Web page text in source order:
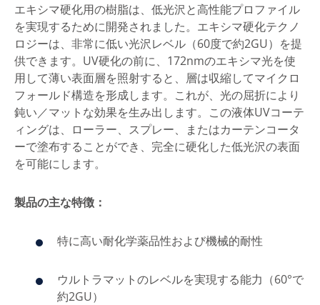
エキシマ硬化用の樹脂は、低光沢と高性能プロファイル
を実現するために開発されました。エキシマ硬化テクノ
ロジーは、非常に低い光沢レベル（60度で約2GU）を提
供できます。UV硬化の前に、172nmのエキシマ光を使
用して薄い表面層を照射すると、層は収縮してマイクロ
フォールド構造を形成します。これが、光の屈折により
鈍い／マットな効果を生み出します。この液体UVコーテ
ィングは、ローラー、スプレー、またはカーテンコータ
ーで塗布することができ、完全に硬化した低光沢の表面
を可能にします。
製品の主な特徴：
特に高い耐化学薬品性および機械的耐性
ウルトラマットのレベルを実現する能力（60°で
約2GU）